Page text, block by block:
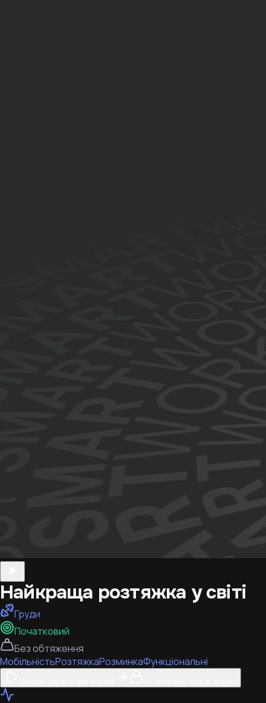
Найкраща розтяжка у світі
Груди
Початковий
Без обтяження
МобільністьРозтяжкаРозминкаФункціональні